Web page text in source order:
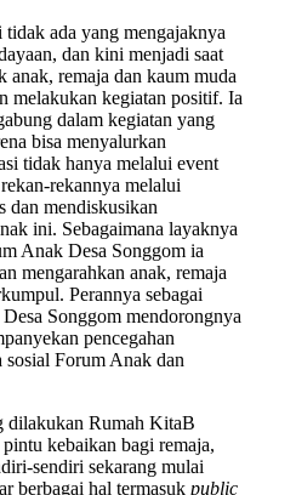
ada yang mengajaknya
dan kini menjadi saat
anak, remaja dan kaum muda
melakukan kegiatan positif. Ia
dalam kegiatan yang
bisa menyalurkan
tidak hanya melalui event
rekannya melalui
dan mendiskusikan
ini. Sebagaimana layaknya
Anak Desa Songgom ia
mengarahkan anak, remaja
Perannya sebagai
Songgom mendorongnya
pencegahan
Forum Anak dan
dilakukan Rumah KitaB
kebaikan bagi remaja,
sendiri sekarang mulai
berbagai hal termasukpublic